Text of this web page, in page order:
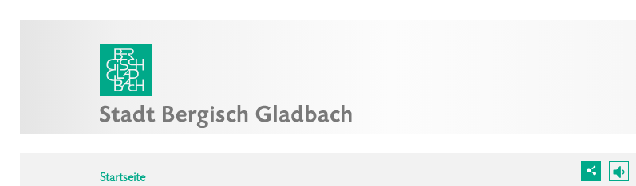
Startseite